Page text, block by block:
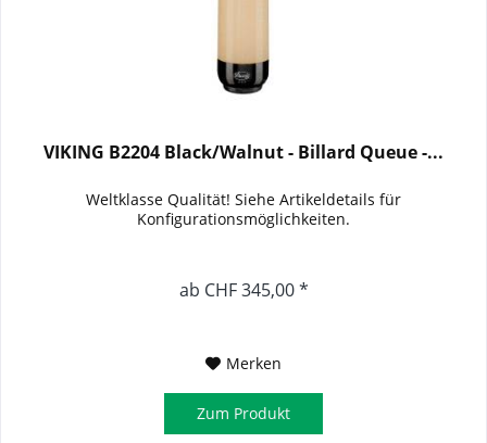
VIKING B2204 Black/Walnut - Billard Queue -...
Weltklasse Qualität! Siehe Artikeldetails für
Konfigurationsmöglichkeiten.
ab CHF 345,00 *
Merken
Zum Produkt